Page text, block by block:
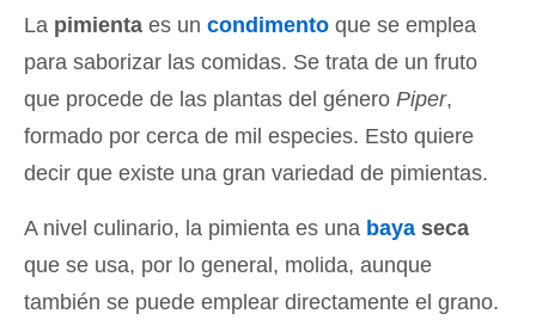
La pimienta es un condimento que se emplea
para saborizar las comidas. Se trata de un fruto
que procede de las plantas del género Piper,
formado por cerca de mil especies. Esto quiere
decir que existe una gran variedad de pimientas.
A nivel culinario, la pimienta es una baya seca
que se usa, por lo general, molida, aunque
también se puede emplear directamente el grano.